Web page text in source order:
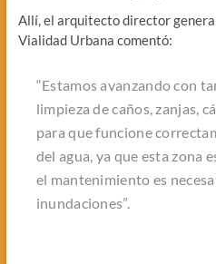
Allí, el arquitecto director
Vialidad Urbana comentó:
“Estamos avanzando con
limpieza de caños, zanjas,
para que funcione
del agua, ya que esta zona
el mantenimiento es
inundaciones”.